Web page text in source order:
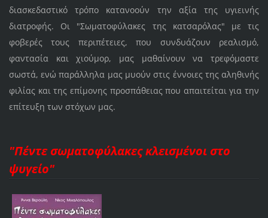
διασκεδαστικό τρόπο κατανοούν την αξία της υγιεινής
διατροφής. Οι "Σωματοφύλακες της κατσαρόλας" με τις
φοβερές τους περιπέτειες, που συνδυάζουν ρεαλισμό,
φαντασία και χιούμορ, μας μαθαίνουν να τρεφόμαστε
σωστά, ενώ παράλληλα μας μυούν στις έννοιες της αληθινής
φιλίας και της επίμονης προσπάθειας που απαιτείται για την
επίτευξη των στόχων μας.
"Πέντε σωματοφύλακες κλεισμένοι στο
ψυγείο"